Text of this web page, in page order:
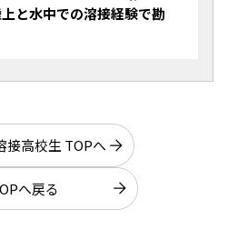
と水中での溶接経験で勘
接高校生 TOPへ
へ戻る